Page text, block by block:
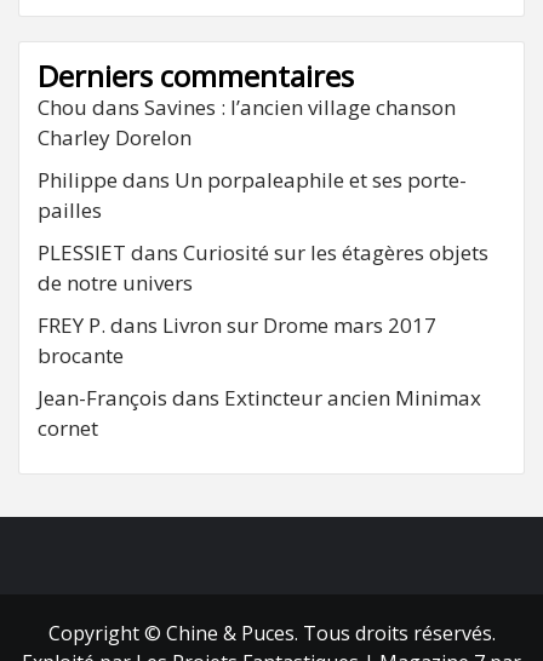
Derniers commentaires
Chou dans Savines : l’ancien village chanson
Charley Dorelon
Philippe dans Un porpaleaphile et ses porte-
pailles
PLESSIET dans Curiosité sur les étagères objets
de notre univers
FREY P. dans Livron sur Drome mars 2017
brocante
Jean-François dans Extincteur ancien Minimax
cornet
Copyright © Chine & Puces. Tous droits réservés.